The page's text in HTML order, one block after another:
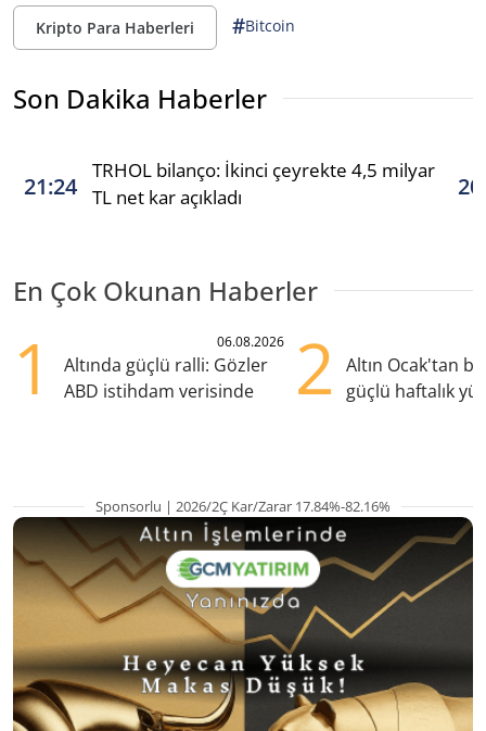
Kripto Para Haberleri #Bitcoin
Son Dakika Haberler
21:24
TRHOL bilanço: İkinci çeyrekte 4,5 milyar
TL net kar açıkladı
En Çok Okunan Haberler
1 06.08.2026
Altında güçlü ralli: Gözler
ABD istihdam verisinde
2
Altın Ocak'tan
güçlü haftalık
Sponsorlu | 2026/2Ç Kar/Zarar 17.84%-82.16%